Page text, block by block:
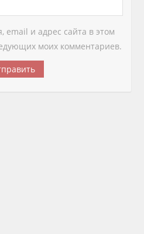
email и адрес сайта в этом
моих комментариев.